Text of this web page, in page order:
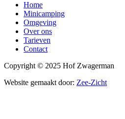
Home
Minicamping
Omgeving
Over ons
Tarieven
Contact
Copyright © 2025 Hof Zwagerman
Website gemaakt door: Zee-Zicht